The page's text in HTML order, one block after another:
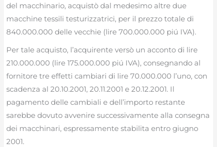
del macchinario, acquistò dal medesimo altre due
macchine tessili testurizzatrici, per il prezzo totale di
840.000.000 delle vecchie (lire 700.000.000 piú IVA).
Per tale acquisto, l’acquirente versò un acconto di lire
210.000.000 (lire 175.000.000 piú IVA), consegnando al
fornitore tre effetti cambiari di lire 70.000.000 l’uno, con
scadenza al 20.10.2001, 20.11.2001 e 20.12.2001. Il
pagamento delle cambiali e dell’importo restante
sarebbe dovuto avvenire successivamente alla consegna
dei macchinari, espressamente stabilita entro giugno
2001.